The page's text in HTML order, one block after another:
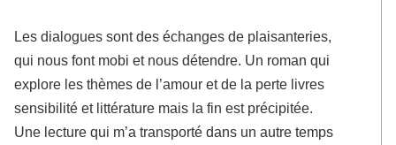
Les dialogues sont des échanges de plaisanteries,
qui nous font mobi et nous détendre. Un roman qui
explore les thèmes de l’amour et de la perte livres
sensibilité et littérature mais la fin est précipitée.
Une lecture qui m’a transporté dans un autre temps